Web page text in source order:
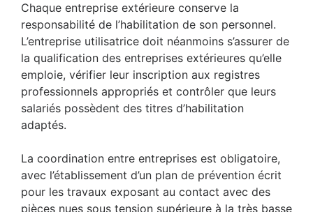
Chaque entreprise extérieure conserve la
responsabilité de l’habilitation de son personnel.
L’entreprise utilisatrice doit néanmoins s’assurer de
la qualification des entreprises extérieures qu’elle
emploie, vérifier leur inscription aux registres
professionnels appropriés et contrôler que leurs
salariés possèdent des titres d’habilitation
adaptés.
La coordination entre entreprises est obligatoire,
avec l’établissement d’un plan de prévention écrit
pour les travaux exposant au contact avec des
pièces nues sous tension supérieure à la très basse